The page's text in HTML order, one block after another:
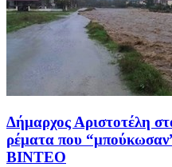
Δήμαρχος Αριστοτέλη
ρέματα που
ΒΙΝΤΕΟ